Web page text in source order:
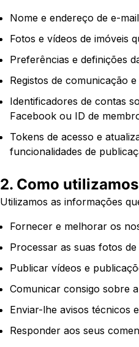
Nome e endereço de e-mail
Fotos e vídeos de imóveis
Preferências e definições
Registos de comunicação
Identificadores de contas
Facebook ou ID de
Tokens de acesso e
funcionalidades de
2. Como
Utilizamos as informações
Fornecer e melhorar os
Processar as suas fotos
Publicar vídeos e
Comunicar consigo sobre
Enviar-lhe avisos técnicos
Responder aos seus